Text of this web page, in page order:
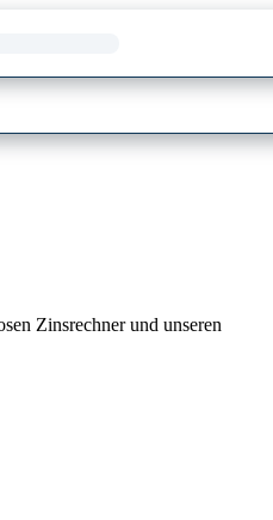
Zinsrechner und unseren